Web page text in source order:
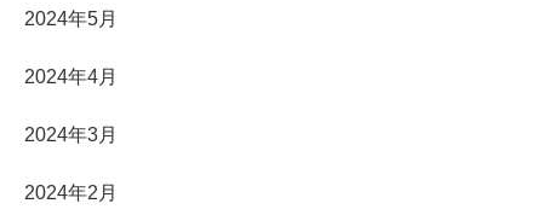
2024年5月
2024年4月
2024年3月
2024年2月